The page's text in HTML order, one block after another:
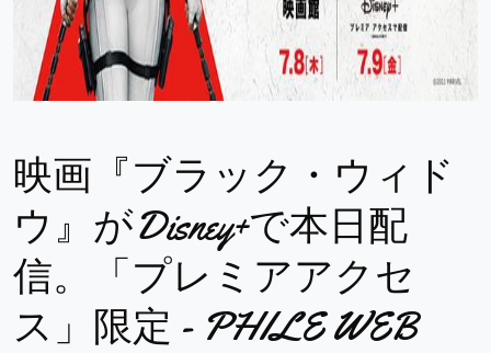
映画『ブラック・ウィド
ウ』がDisney+で本日配
信。「プレミアアクセ
ス」限定 - PHILE WEB